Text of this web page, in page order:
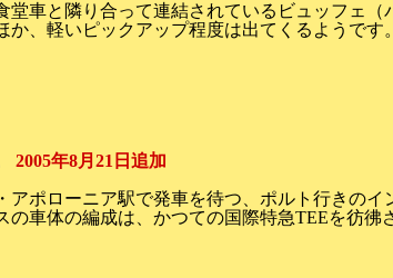
堂車と隣り合って連結されているビュッフェ（
か、軽いピックアップ程度は出てくるようです
2005年8月21日追加
アポローニア駅で発車を待つ、ポルト行きのイ
の車体の編成は、かつての国際特急TEEを彷彿